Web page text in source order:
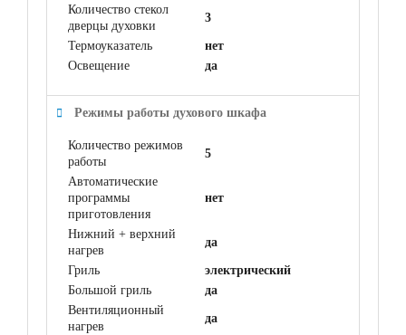
Количество стекол
дверцы духовки
3
Термоуказатель
нет
Освещение
да
Режимы работы духового шкафа
Количество режимов
работы
5
Автоматические
программы
приготовления
нет
Нижний + верхний
нагрев
да
Гриль
электрический
Большой гриль
да
Вентиляционный
нагрев
да